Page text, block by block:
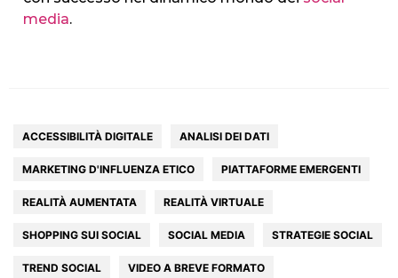
media.
ACCESSIBILITÀ DIGITALE ANALISI DEI DATI
MARKETING D'INFLUENZA ETICO PIATTAFORME EMERGENTI
REALITÀ AUMENTATA REALITÀ VIRTUALE
SHOPPING SUI SOCIAL SOCIAL MEDIA STRATEGIE SOCIAL
TREND SOCIAL VIDEO A BREVE FORMATO
AGENZIA
SERVIZI
PORTFOLIO
CLIENTI